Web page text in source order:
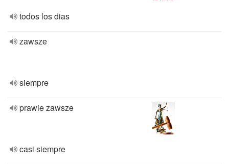
todos los dias
zawsze
siempre
prawie zawsze
casi siempre